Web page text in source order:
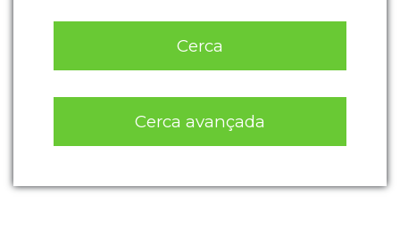
Cerca
Cerca avançada